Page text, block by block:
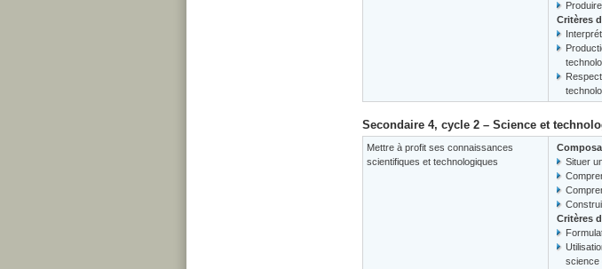
Critères
Secondaire 4, cycle 2 – Science et
Mettre à profit ses connaissances
scientifiques et technologiques
Situer
Critères
science